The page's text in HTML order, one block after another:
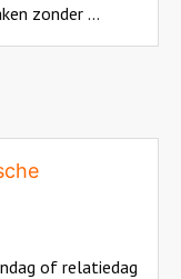
zonder ...
of relatiedag